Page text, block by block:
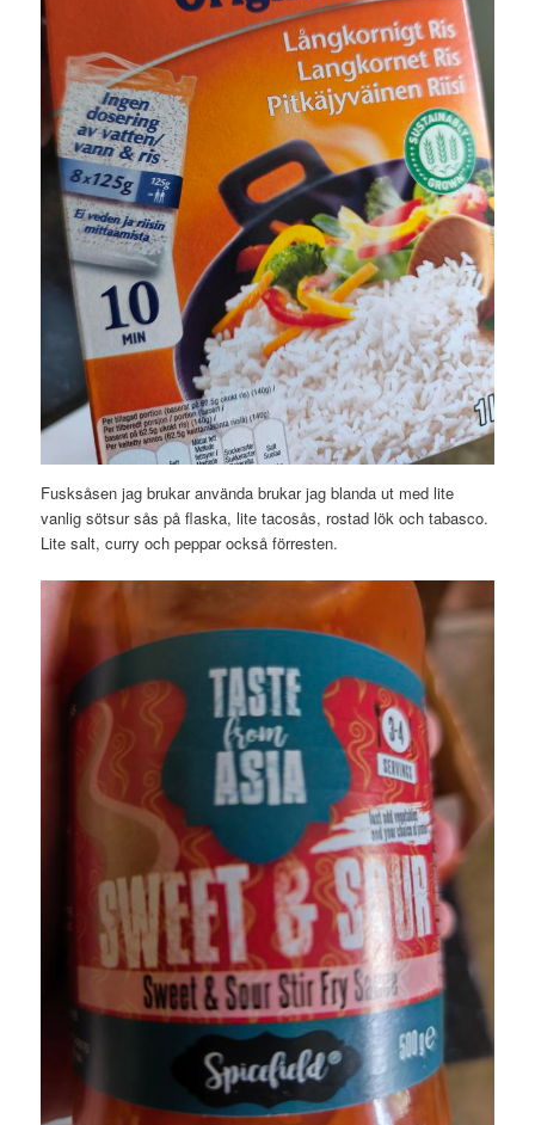
Fusksåsen jag brukar använda brukar jag blanda ut med lite
vanlig sötsur sås på flaska, lite tacosås, rostad lök och tabasco.
Lite salt, curry och peppar också förresten.